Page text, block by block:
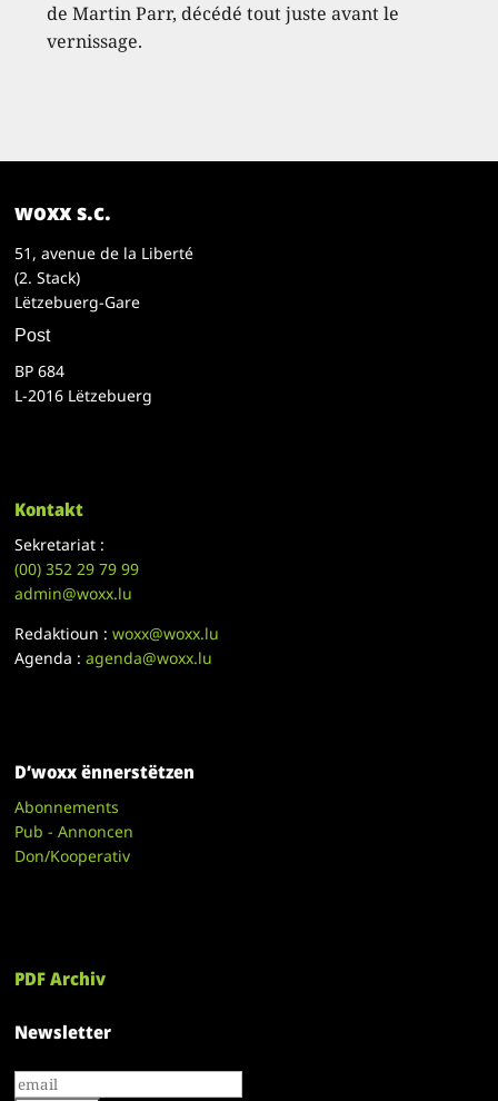
de Martin Parr, décédé tout juste avant le
vernissage.
woxx s.c.
51, avenue de la Liberté
(2. Stack)
Lëtzebuerg-Gare
Post
BP 684
L-2016 Lëtzebuerg
Kontakt
Sekretariat :
(00)352 29 79 99
admin@woxx.lu
Redaktioun :woxx@woxx.lu
Agenda :agenda@woxx.lu
D’woxx ënnerstëtzen
Abonnements
Pub - Annoncen
Don/Kooperativ
PDF Archiv
Newsletter